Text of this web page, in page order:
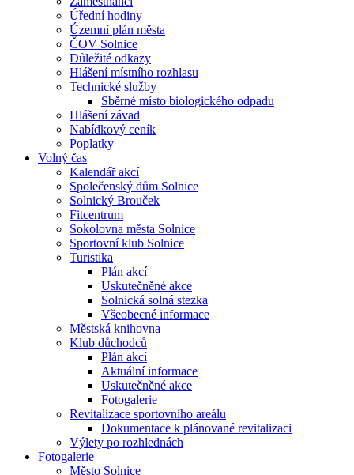
Úřední hodiny
Územní plán města
ČOV Solnice
Důležité odkazy
Hlášení místního rozhlasu
Technické služby
Sběrné místo biologického odpadu
Hlášení závad
Nabídkový ceník
Poplatky
Volný čas
Kalendář akcí
Společenský dům Solnice
Solnický Brouček
Fitcentrum
Sokolovna města Solnice
Sportovní klub Solnice
Turistika
Plán akcí
Uskutečněné akce
Solnická solná stezka
Všeobecné informace
Městská knihovna
Klub důchodců
Plán akcí
Aktuální informace
Uskutečněné akce
Fotogalerie
Revitalizace sportovního areálu
Dokumentace k plánované revitalizaci
Výlety po rozhlednách
Fotogalerie
Město Solnice